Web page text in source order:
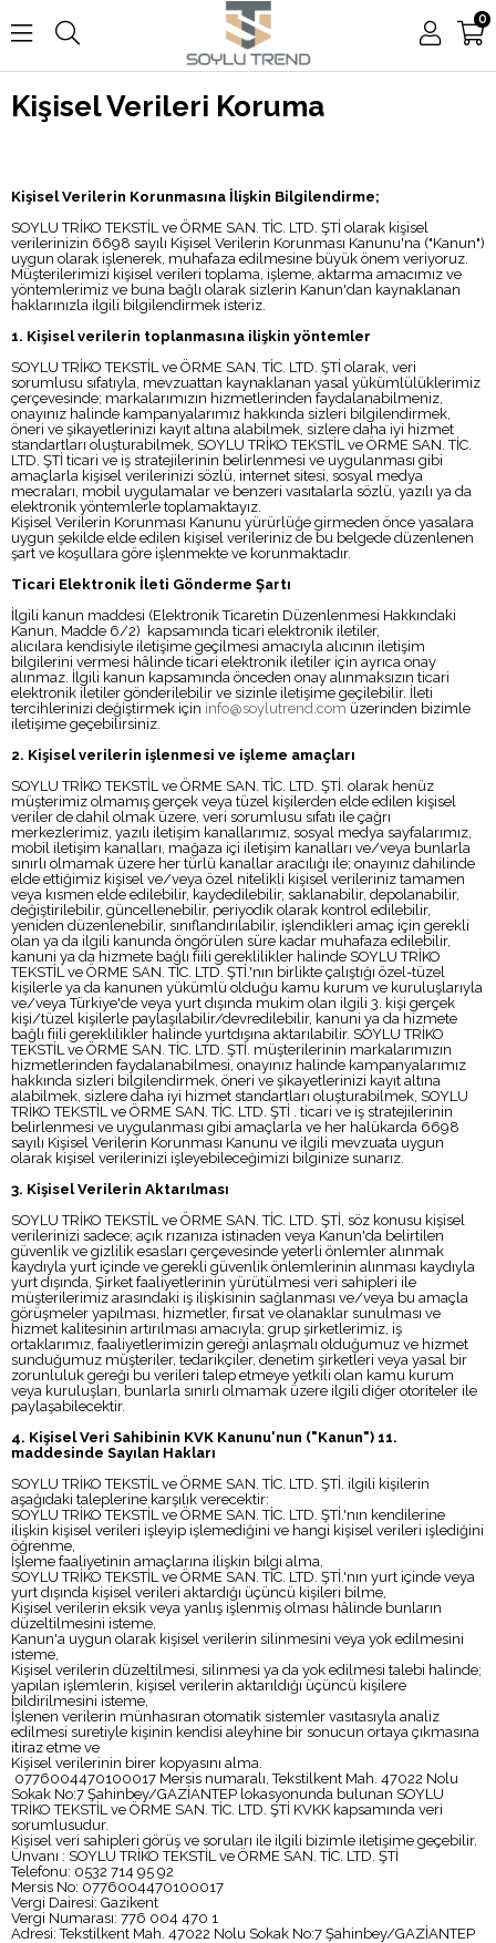
0
Kişisel Verileri Koruma
Kişisel Verilerin Korunmasına İlişkin Bilgilendirme;
SOYLU TRİKO TEKSTİL ve ÖRME SAN. TİC. LTD. ŞTİ olarak kişisel
verilerinizin 6698 sayılı Kişisel Verilerin Korunması Kanunu'na ("Kanun")
uygun olarak işlenerek, muhafaza edilmesine büyük önem veriyoruz.
Müşterilerimizi kişisel verileri toplama, işleme, aktarma amacımız ve
yöntemlerimiz ve buna bağlı olarak sizlerin Kanun'dan kaynaklanan
haklarınızla ilgili bilgilendirmek isteriz.
1. Kişisel verilerin toplanmasına ilişkin yöntemler
SOYLU TRİKO TEKSTİL ve ÖRME SAN. TİC. LTD. ŞTİ olarak, veri
sorumlusu sıfatıyla, mevzuattan kaynaklanan yasal yükümlülüklerimiz
çerçevesinde; markalarımızın hizmetlerinden faydalanabilmeniz,
onayınız halinde kampanyalarımız hakkında sizleri bilgilendirmek,
öneri ve şikayetlerinizi kayıt altına alabilmek, sizlere daha iyi hizmet
standartları oluşturabilmek, SOYLU TRİKO TEKSTİL ve ÖRME SAN. TİC.
LTD. ŞTİ ticari ve iş stratejilerinin belirlenmesi ve uygulanması gibi
amaçlarla kişisel verilerinizi sözlü, internet sitesi, sosyal medya
mecraları, mobil uygulamalar ve benzeri vasıtalarla sözlü, yazılı ya da
elektronik yöntemlerle toplamaktayız.
Kişisel Verilerin Korunması Kanunu yürürlüğe girmeden önce yasalara
uygun şekilde elde edilen kişisel verileriniz de bu belgede düzenlenen
şart ve koşullara göre işlenmekte ve korunmaktadır.
Ticari Elektronik İleti Gönderme Şartı
İlgili kanun maddesi (Elektronik Ticaretin Düzenlenmesi Hakkındaki
Kanun, Madde 6/2) kapsamında ticari elektronik iletiler,
alıcılara kendisiyle iletişime geçilmesi amacıyla alıcının iletişim
bilgilerini vermesi hâlinde ticari elektronik iletiler için ayrıca onay
alınmaz. İlgili kanun kapsamında önceden onay alınmaksızın ticari
elektronik iletiler gönderilebilir ve sizinle iletişime geçilebilir. İleti
tercihlerinizi değiştirmek için info@soylutrend.com üzerinden bizimle
iletişime geçebilirsiniz.
2. Kişisel verilerin işlenmesi ve işleme amaçları
SOYLU TRİKO TEKSTİL ve ÖRME SAN. TİC. LTD. ŞTİ. olarak henüz
müşterimiz olmamış gerçek veya tüzel kişilerden elde edilen kişisel
veriler de dahil olmak üzere, veri sorumlusu sıfatı ile çağrı
merkezlerimiz, yazılı iletişim kanallarımız, sosyal medya sayfalarımız,
mobil iletişim kanalları, mağaza içi iletişim kanalları ve/veya bunlarla
sınırlı olmamak üzere her türlü kanallar aracılığı ile; onayınız dahilinde
elde ettiğimiz kişisel ve/veya özel nitelikli kişisel verileriniz tamamen
veya kısmen elde edilebilir, kaydedilebilir, saklanabilir, depolanabilir,
değiştirilebilir, güncellenebilir, periyodik olarak kontrol edilebilir,
yeniden düzenlenebilir, sınıflandırılabilir, işlendikleri amaç için gerekli
olan ya da ilgili kanunda öngörülen süre kadar muhafaza edilebilir,
kanuni ya da hizmete bağlı fiili gereklilikler halinde SOYLU TRİKO
TEKSTİL ve ÖRME SAN. TİC. LTD. ŞTİ.'nın birlikte çalıştığı özel-tüzel
kişilerle ya da kanunen yükümlü olduğu kamu kurum ve kuruluşlarıyla
ve/veya Türkiye'de veya yurt dışında mukim olan ilgili 3. kişi gerçek
kişi/tüzel kişilerle paylaşılabilir/devredilebilir, kanuni ya da hizmete
bağlı fiili gereklilikler halinde yurtdışına aktarılabilir. SOYLU TRİKO
TEKSTİL ve ÖRME SAN. TİC. LTD. ŞTİ. müşterilerinin markalarımızın
hizmetlerinden faydalanabilmesi, onayınız halinde kampanyalarımız
hakkında sizleri bilgilendirmek, öneri ve şikayetlerinizi kayıt altına
alabilmek, sizlere daha iyi hizmet standartları oluşturabilmek, SOYLU
TRİKO TEKSTİL ve ÖRME SAN. TİC. LTD. ŞTİ . ticari ve iş stratejilerinin
belirlenmesi ve uygulanması gibi amaçlarla ve her halükarda 6698
sayılı Kişisel Verilerin Korunması Kanunu ve ilgili mevzuata uygun
olarak kişisel verilerinizi işleyebileceğimizi bilginize sunarız.
3. Kişisel Verilerin Aktarılması
SOYLU TRİKO TEKSTİL ve ÖRME SAN. TİC. LTD. ŞTİ, söz konusu kişisel
verilerinizi sadece; açık rızanıza istinaden veya Kanun'da belirtilen
güvenlik ve gizlilik esasları çerçevesinde yeterli önlemler alınmak
kaydıyla yurt içinde ve gerekli güvenlik önlemlerinin alınması kaydıyla
yurt dışında, Şirket faaliyetlerinin yürütülmesi veri sahipleri ile
müşterilerimiz arasındaki iş ilişkisinin sağlanması ve/veya bu amaçla
görüşmeler yapılması, hizmetler, fırsat ve olanaklar sunulması ve
hizmet kalitesinin artırılması amacıyla; grup şirketlerimiz, iş
ortaklarımız, faaliyetlerimizin gereği anlaşmalı olduğumuz ve hizmet
sunduğumuz müşteriler, tedarikçiler, denetim şirketleri veya yasal bir
zorunluluk gereği bu verileri talep etmeye yetkili olan kamu kurum
veya kuruluşları, bunlarla sınırlı olmamak üzere ilgili diğer otoriteler ile
paylaşabilecektir.
4. Kişisel Veri Sahibinin KVK Kanunu'nun ("Kanun") 11.
maddesinde Sayılan Hakları
SOYLU TRİKO TEKSTİL ve ÖRME SAN. TİC. LTD. ŞTİ. ilgili kişilerin
aşağıdaki taleplerine karşılık verecektir:
SOYLU TRİKO TEKSTİL ve ÖRME SAN. TİC. LTD. ŞTİ.'nın kendilerine
ilişkin kişisel verileri işleyip işlemediğini ve hangi kişisel verileri işlediğini
öğrenme,
İşleme faaliyetinin amaçlarına ilişkin bilgi alma,
SOYLU TRİKO TEKSTİL ve ÖRME SAN. TİC. LTD. ŞTİ.'nın yurt içinde veya
yurt dışında kişisel verileri aktardığı üçüncü kişileri bilme,
Kişisel verilerin eksik veya yanlış işlenmiş olması hâlinde bunların
düzeltilmesini isteme,
Kanun'a uygun olarak kişisel verilerin silinmesini veya yok edilmesini
isteme,
Kişisel verilerin düzeltilmesi, silinmesi ya da yok edilmesi talebi halinde;
yapılan işlemlerin, kişisel verilerin aktarıldığı üçüncü kişilere
bildirilmesini isteme,
İşlenen verilerin münhasıran otomatik sistemler vasıtasıyla analiz
edilmesi suretiyle kişinin kendisi aleyhine bir sonucun ortaya çıkmasına
itiraz etme ve
Kişisel verilerinin birer kopyasını alma.
0776004470100017 Mersis numaralı, Tekstilkent Mah. 47022 Nolu
Sokak No:7 Şahinbey/GAZİANTEP lokasyonunda bulunan SOYLU
TRİKO TEKSTİL ve ÖRME SAN. TİC. LTD. ŞTİ KVKK kapsamında veri
sorumlusudur.
Kişisel veri sahipleri görüş ve soruları ile ilgili bizimle iletişime geçebilir.
Ünvanı : SOYLU TRİKO TEKSTİL ve ÖRME SAN. TİC. LTD. ŞTİ
Telefonu: 0532 714 95 92
Mersis No: 0776004470100017
Vergi Dairesi: Gazikent
Vergi Numarası: 776 004 470 1
Adresi: Tekstilkent Mah. 47022 Nolu Sokak No:7 Şahinbey/GAZİANTEP